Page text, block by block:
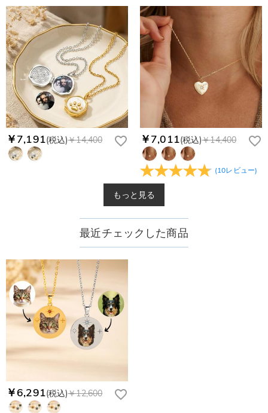
￥7,191(税込)￥14,400 ￥7,011(税込)￥14,400
(10レビュー)
もっと見る
最近チェックした商品
￥6,291(税込)￥12,600